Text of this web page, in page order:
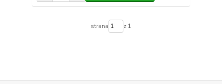
strana z 1